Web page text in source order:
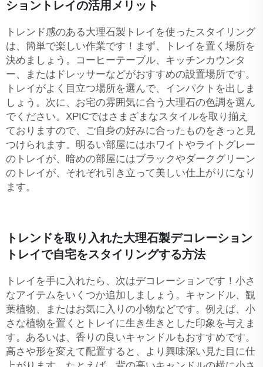
ショントレイの活用メリット
トレンド感のある大理石製トレイを使ったスタイリング
は、簡単で楽しい作業です！まず、トレイを置く場所を
決めましょう。コーヒーテーブル、キッチンカウンタ
ー、またはドレッサーなどがおすすめの設置場所です。
トレイがよく目立つ場所を選んで、インパクトを出しま
しょう。次に、お宅の雰囲気に合う大理石の色調を選ん
でください。XPICではさまざまなスタイルを取り揃え
ておりますので、ご自身の好みに合ったものをきっと見
つけられます。明るい部屋にはホワイトやライトグレー
のトレイが、暗めの部屋にはブラックやダークグリーン
のトレイが、それぞれ引き立って美しい仕上がりになり
ます。
トレンドを取り入れた大理石製デコレーション
トレイで自宅をスタイリングする方法
トレイを手に入れたら、次はデコレーションです！小さ
なアイテムをいくつか追加しましょう。キャンドル、観
葉植物、またはお気に入りの小物などです。例えば、小
さな植物を置くとトレイに生き生きとした印象を与えま
す。あるいは、香りの良いキャンドルもおすすめです。
高さや形を変えて配置すると、より興味深い見た目に仕